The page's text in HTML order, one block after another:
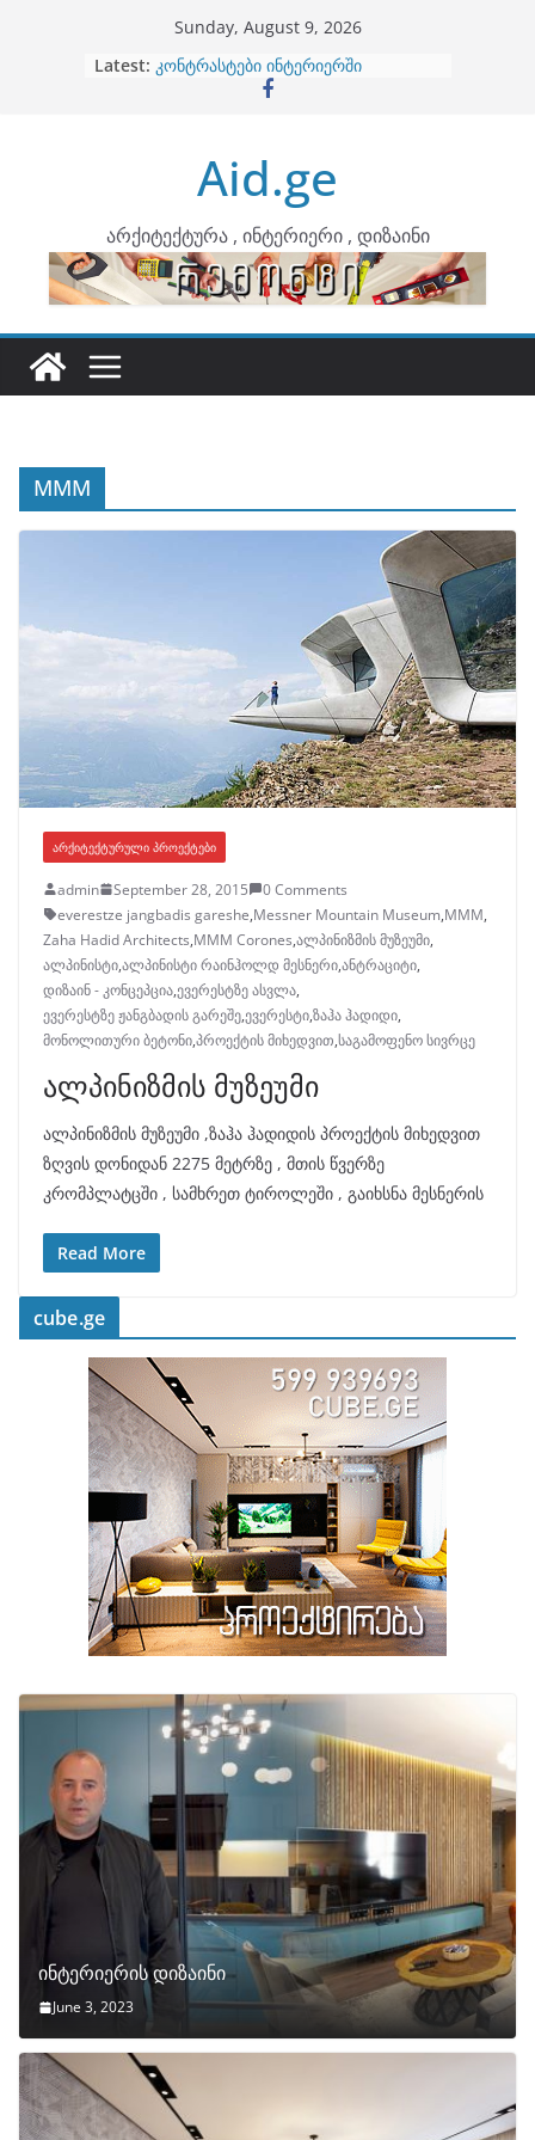
Sunday, August 9, 2026
Latest: ბინების გაერთიანება
კონტრასტები ინტერიერში
ინტერიერის დიზიანი
არტემიდი წარმოგიდგენთ
Aid.ge
არქიტექტურა , ინტერიერი , დიზაინი
MMM
ᲐᲠᲥᲘᲢᲔᲥᲢᲣᲠᲣᲚᲘ ᲞᲠᲝᲔᲥᲢᲔᲑᲘ
admin September 28, 2015
0 Comments
everestze jangbadis gareshe,Messner Mountain Museum,MMM,
Zaha Hadid Architects,МММ Corones,ალპინიზმის მუზეუმი,
ალპინისტი,ალპინისტი რაინჰოლდ მესნერი,ანტრაციტი,
დიზაინ - კონცეპცია,ევერესტზე ასვლა,
ევერესტზე ჟანგბადის გარეშე,ევერესტი,ზაჰა ჰადიდი,
მონოლითური ბეტონი,პროექტის მიხედვით,საგამოფენო სივრცე
ალპინიზმის მუზეუმი
ალპინიზმის მუზეუმი ,ზაჰა ჰადიდის პროექტის მიხედვით
ზღვის დონიდან 2275 მეტრზე , მთის წვერზე
კრომპლატცში , სამხრეთ ტიროლეში , გაიხსნა მესნერის
Read More
cube.ge
ინტერიერის დიზაინი
June 3, 2023